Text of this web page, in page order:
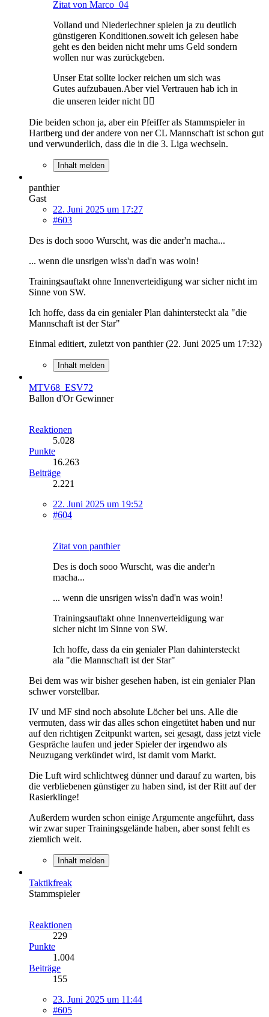
Zitat von Marco_04
Volland und Niederlechner spielen ja zu deutlich
günstigeren Konditionen.soweit ich gelesen habe
geht es den beiden nicht mehr ums Geld sondern
wollen nur was zurückgeben.
Unser Etat sollte locker reichen um sich was
Gutes aufzubauen.Aber viel Vertrauen hab ich in
die unseren leider nicht 🤷‍♂️
Die beiden schon ja, aber ein Pfeiffer als Stammspieler in
Hartberg und der andere von ner CL Mannschaft ist schon gut
und verwunderlich, dass die in die 3. Liga wechseln.
Inhalt melden
panthier
Gast
22. Juni 2025 um 17:27
#603
Des is doch sooo Wurscht, was die ander'n macha...
... wenn die unsrigen wiss'n dad'n was woin!
Trainingsauftakt ohne Innenverteidigung war sicher nicht im
Sinne von SW.
Ich hoffe, dass da ein genialer Plan dahintersteckt ala "die
Mannschaft ist der Star"
Einmal editiert, zuletzt von panthier (22. Juni 2025 um 17:32)
Inhalt melden
MTV68_ESV72
Ballon d'Or Gewinner
Reaktionen
5.028
Punkte
16.263
Beiträge
2.221
22. Juni 2025 um 19:52
#604
Zitat von panthier
Des is doch sooo Wurscht, was die ander'n
macha...
... wenn die unsrigen wiss'n dad'n was woin!
Trainingsauftakt ohne Innenverteidigung war
sicher nicht im Sinne von SW.
Ich hoffe, dass da ein genialer Plan dahintersteckt
ala "die Mannschaft ist der Star"
Bei dem was wir bisher gesehen haben, ist ein genialer Plan
schwer vorstellbar.
IV und MF sind noch absolute Löcher bei uns. Alle die
vermuten, dass wir das alles schon eingetütet haben und nur
auf den richtigen Zeitpunkt warten, sei gesagt, dass jetzt viele
Gespräche laufen und jeder Spieler der irgendwo als
Neuzugang verkündet wird, ist damit vom Markt.
Die Luft wird schlichtweg dünner und darauf zu warten, bis
die verbliebenen günstiger zu haben sind, ist der Ritt auf der
Rasierklinge!
Außerdem wurden schon einige Argumente angeführt, dass
wir zwar super Trainingsgelände haben, aber sonst fehlt es
ziemlich weit.
Inhalt melden
Taktikfreak
Stammspieler
Reaktionen
229
Punkte
1.004
Beiträge
155
23. Juni 2025 um 11:44
#605